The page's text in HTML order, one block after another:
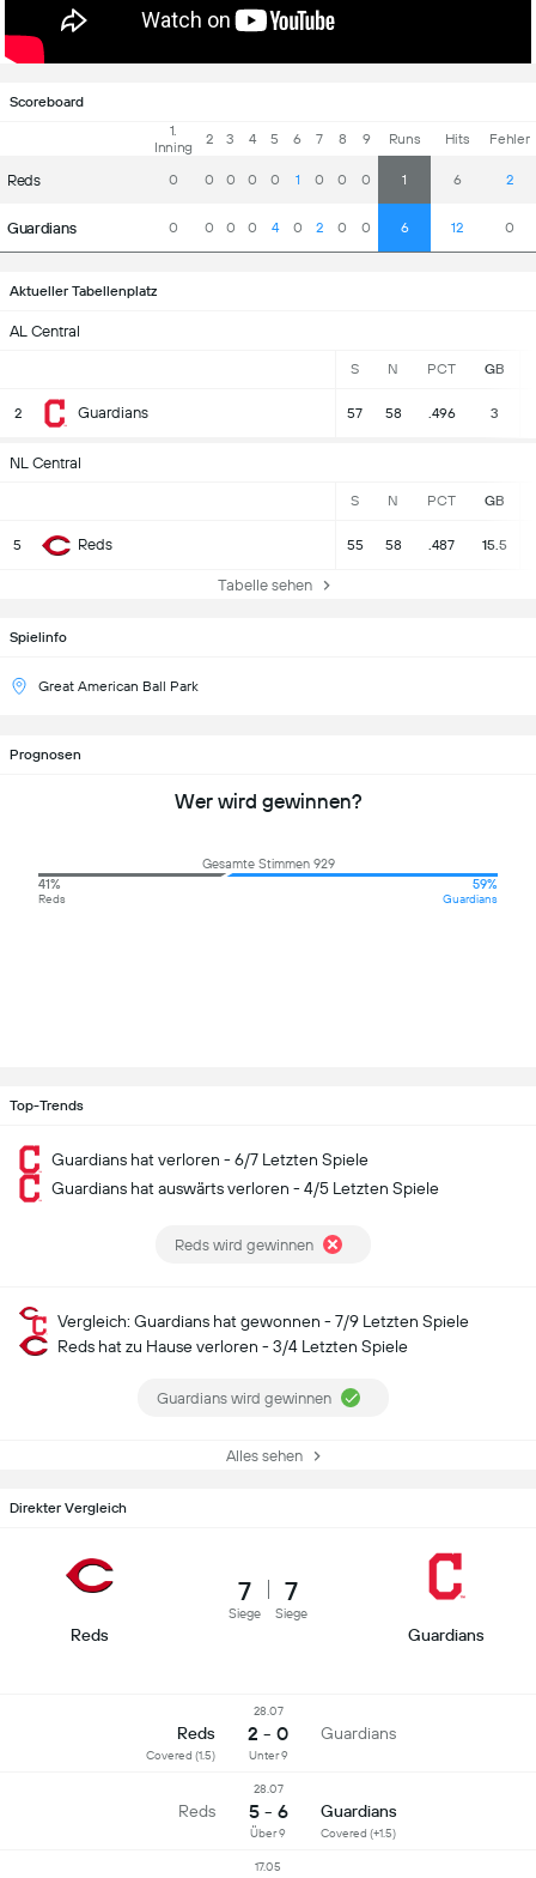
Scoreboard
1.
Inning
2 3 4 5 6 7 8 9 Runs Hits Fehler
Reds 0 0 0 0 0 1 0 0 0 1 6 2
Guardians 0 0 0 0 4 0 2 0 0 6 12 0
Aktueller Tabellenplatz
AL Central
S N PCT GB
2 Guardians 57 58 .496 3
NL Central
S N PCT GB
5 Reds 55 58 .487 15.5
Tabelle sehen
Spielinfo
Great American Ball Park
Prognosen
Wer wird gewinnen?
Gesamte Stimmen 929
41%
Reds
59%
Guardians
Top-Trends
Guardians hat verloren - 6/7 Letzten Spiele
Guardians hat auswärts verloren - 4/5 Letzten Spiele
Reds wird gewinnen
Vergleich: Guardians hat gewonnen - 7/9 Letzten Spiele
Reds hat zu Hause verloren - 3/4 Letzten Spiele
Guardians wird gewinnen
Alles sehen
Direkter Vergleich
Reds
7
Siege
7
Siege
Guardians
Reds
Covered (1.5)
28.07
2 - 0 Guardians
Unter 9
Reds
28.07
5 - 6 Guardians
Covered (+1.5)
Über 9
17.05